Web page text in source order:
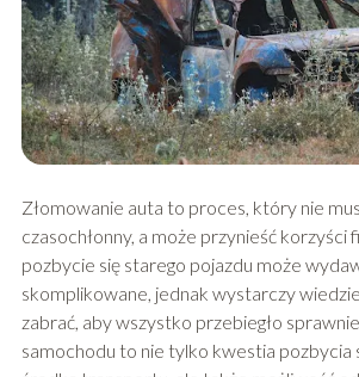
Złomowanie auta to proces, który nie
czasochłonny, a może przynieść korzyści
pozbycie się starego pojazdu może
skomplikowane, jednak wystarczy
zabrać, aby wszystko przebiegło
samochodu to nie tylko kwestia pozbycia